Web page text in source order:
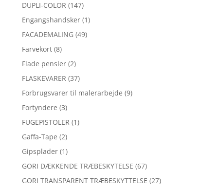
DUPLI-COLOR (147)
Engangshandsker (1)
FACADEMALING (49)
Farvekort (8)
Flade pensler (2)
FLASKEVARER (37)
Forbrugsvarer til malerarbejde (9)
Fortyndere (3)
FUGEPISTOLER (1)
Gaffa-Tape (2)
Gipsplader (1)
GORI DÆKKENDE TRÆBESKYTELSE (67)
GORI TRANSPARENT TRÆBESKYTTELSE (27)